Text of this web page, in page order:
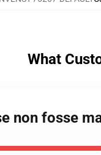
What
non fosse